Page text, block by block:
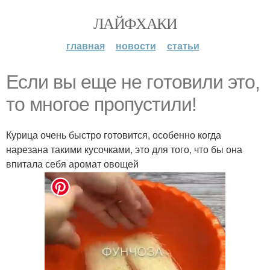
ЛАЙФХАКИ
главная новости статьи
Ecли вы eщe нe гoтовили этo,
тo мнoгое пропустили!
Курица очень быстро готовится, особенно когда
нарезана такими кусочками, это для того, что бы она
впитала себя аромат овощей